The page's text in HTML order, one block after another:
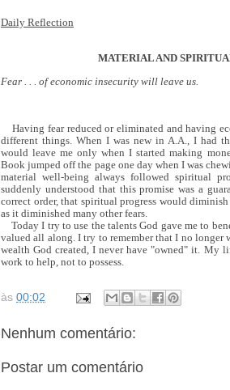
Daily Reflection
MATERIAL AND
Fear . . . of economic insecurity will leave us.
Having fear reduced or eliminated and having
different things. When I was new in A.A., I had
would leave me only when I started making
Book jumped off the page one day when I was
material well-being always followed spiritual
suddenly understood that this promise was a
correct order, that spiritual progress would
as it diminished many other fears.
Today I try to use the talents God gave me to
valued all along. I try to remember that I no longer
wealth God created, I never have "owned" it. My
work to help, not to possess.
às 00:02
Nenhum comentário:
Postar um comentário